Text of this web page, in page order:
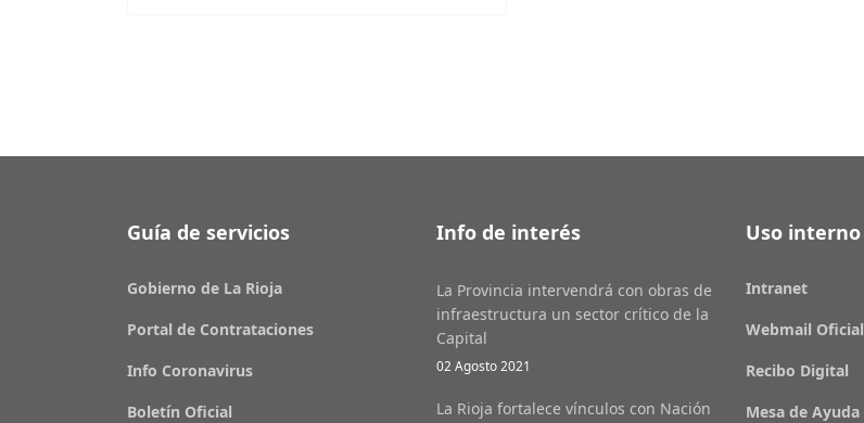
Guía de servicios
Gobierno de La Rioja
Portal de Contrataciones
Info Coronavirus
Boletín Oficial
Info de interés
La Provincia intervendrá con obras de
infraestructura un sector crítico de la
Capital
02 Agosto 2021
La Rioja fortalece vínculos con Nación
Uso interno
Intranet
Webmail Oficial
Recibo Digital
Mesa de Ayuda